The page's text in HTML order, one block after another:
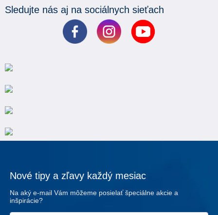
Sledujte nás aj na sociálnych sieťach
Nové tipy a zľavy každý mesiac
Na aký e-mail Vám môžeme posielať špeciálne akcie a
inšpirácie?